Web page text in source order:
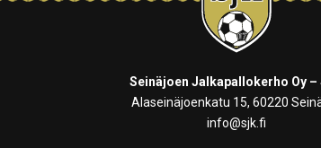
Seinäjoen Jalkapallokerho Oy –
Alaseinäjoenkatu 15, 60220
info@sjk.fi